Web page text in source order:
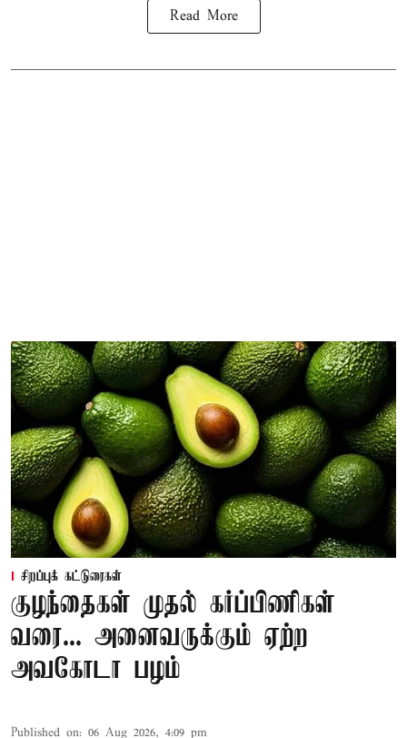
Read More
சிறப்புக் கட்டுரைகள்
குழந்தைகள் முதல் கர்ப்பிணிகள்
வரை... அனைவருக்கும் ஏற்ற
அவகோடா பழம்
Published on: 06 Aug 2026, 4:09 pm